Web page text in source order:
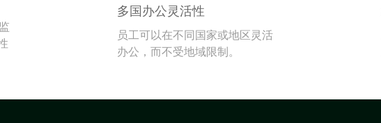
多国办公灵活性
员工可以在不同国家或地区灵活
办公，而不受地域限制。